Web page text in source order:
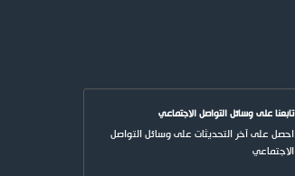
تابعنا على وسائل التواصل الاجتماعي
احصل على آخر التحديثات على وسائل التواصل
الاجتماعي